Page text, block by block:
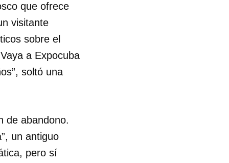
que ofrece
visitante
sobre el
a Expocuba
soltó una
de abandono.
un antiguo
pero sí